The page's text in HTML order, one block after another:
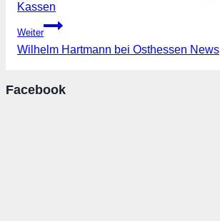
Kassen
Weiter
Wilhelm Hartmann bei Osthessen News
Facebook